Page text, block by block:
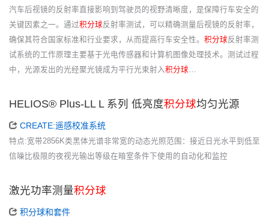
汽车后视镜的反射率直接影响到驾驶员的视野清晰度，是保障行车安全的
关键因素之一。通过积分球反射率测试，可以精确测量后视镜的反射率，
确保其符合国家标准和行业要求，从而提高行车安全性。 积分球反射率测
试系统的工作原理主要基于光电传感器和计算机图像处理技术。测试过程
中，光源发出的光经聚光镜成为平行光束射入积分球…
HELIOS® Plus-LL L 系列 低亮度积分球均匀光源
CREATE:遥感校准系统
特点:宽带2856K类黑体光谱非常宽的动态光照范围：接近日光水平到低至
信噪比极限的夜视光输出等级在暗室条件下使用的自动化和监控
激光功率测量积分球
积分球和套件